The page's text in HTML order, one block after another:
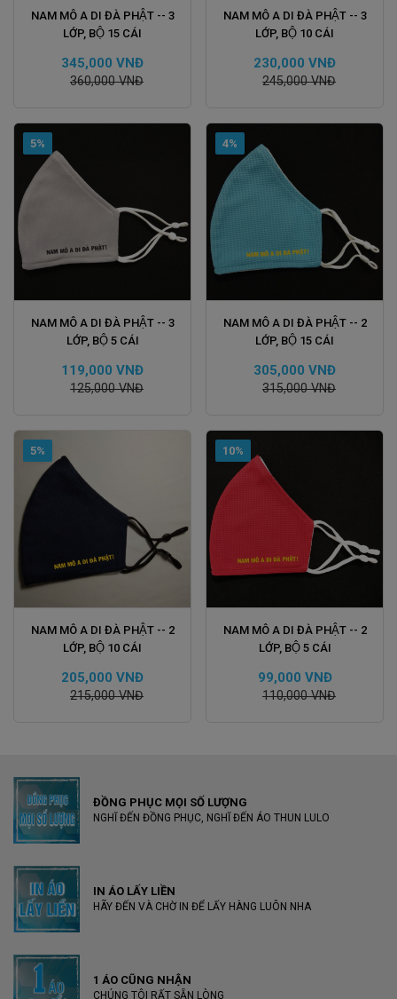
ĐẶT HÀNG
NAM MÔ A DI ĐÀ PHẬT -- 3
LỚP, BỘ 15 CÁI
345,000 VNĐ
360,000 VNĐ
ĐẶT HÀNG
NAM MÔ A DI ĐÀ PHẬT -- 3
LỚP, BỘ 10 CÁI
230,000 VNĐ
245,000 VNĐ
5%
ĐẶT HÀNG
NAM MÔ A DI ĐÀ PHẬT -- 3
LỚP, BỘ 5 CÁI
119,000 VNĐ
125,000 VNĐ
4%
ĐẶT HÀNG
NAM MÔ A DI ĐÀ PHẬT -- 2
LỚP, BỘ 15 CÁI
305,000 VNĐ
315,000 VNĐ
5%
ĐẶT HÀNG
NAM MÔ A DI ĐÀ PHẬT -- 2
LỚP, BỘ 10 CÁI
205,000 VNĐ
215,000 VNĐ
10%
ĐẶT HÀNG
NAM MÔ A DI ĐÀ PHẬT -- 2
LỚP, BỘ 5 CÁI
99,000 VNĐ
110,000 VNĐ
ĐỒNG PHỤC MỌI SỐ LƯỢNG
NGHĨ ĐẾN ĐỒNG PHỤC, NGHĨ ĐẾN ÁO THUN LULO
IN ÁO LẤY LIỀN
HÃY ĐẾN VÀ CHỜ IN ĐỂ LẤY HÀNG LUÔN NHA
1 ÁO CŨNG NHẬN
CHÚNG TÔI RẤT SẴN LÒNG